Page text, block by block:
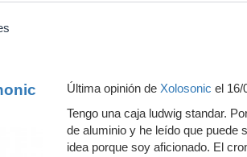
Última opinión de Xolosonic el 16/
Tengo una caja ludwig standar.
de aluminio y he leído que puede
idea porque soy aficionado. El